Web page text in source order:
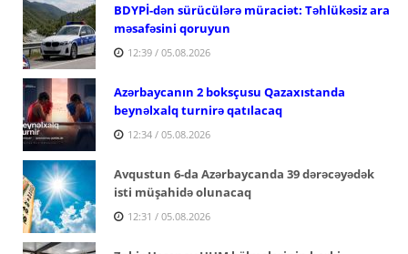
BDYPİ-dən sürücülərə müraciət: Təhlükəsiz ara
məsafəsini qoruyun
12:39 / 05.08.2026
Azərbaycanın 2 boksçusu Qazaxıstanda
beynəlxalq turnirə qatılacaq
12:34 / 05.08.2026
Avqustun 6-da Azərbaycanda 39 dərəcəyədək
isti müşahidə olunacaq
12:31 / 05.08.2026